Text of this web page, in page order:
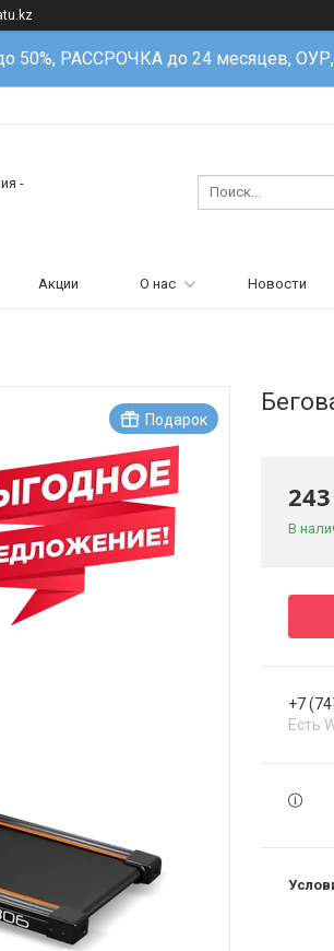
50%, РАССРОЧКА до 24 месяцев,
-
Акции О нас Новости
Подарок
В
+7
Есть